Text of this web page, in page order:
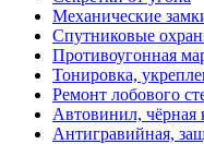
Механические
Спутниковые
Противоугонная
Тонировка,
Ремонт лобового
Автовинил, чёрная
Антигравийная,